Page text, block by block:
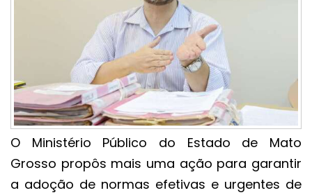
O Ministério Público do Estado de Mato
Grosso propôs mais uma ação para garantir
a adoção de normas efetivas e urgentes de